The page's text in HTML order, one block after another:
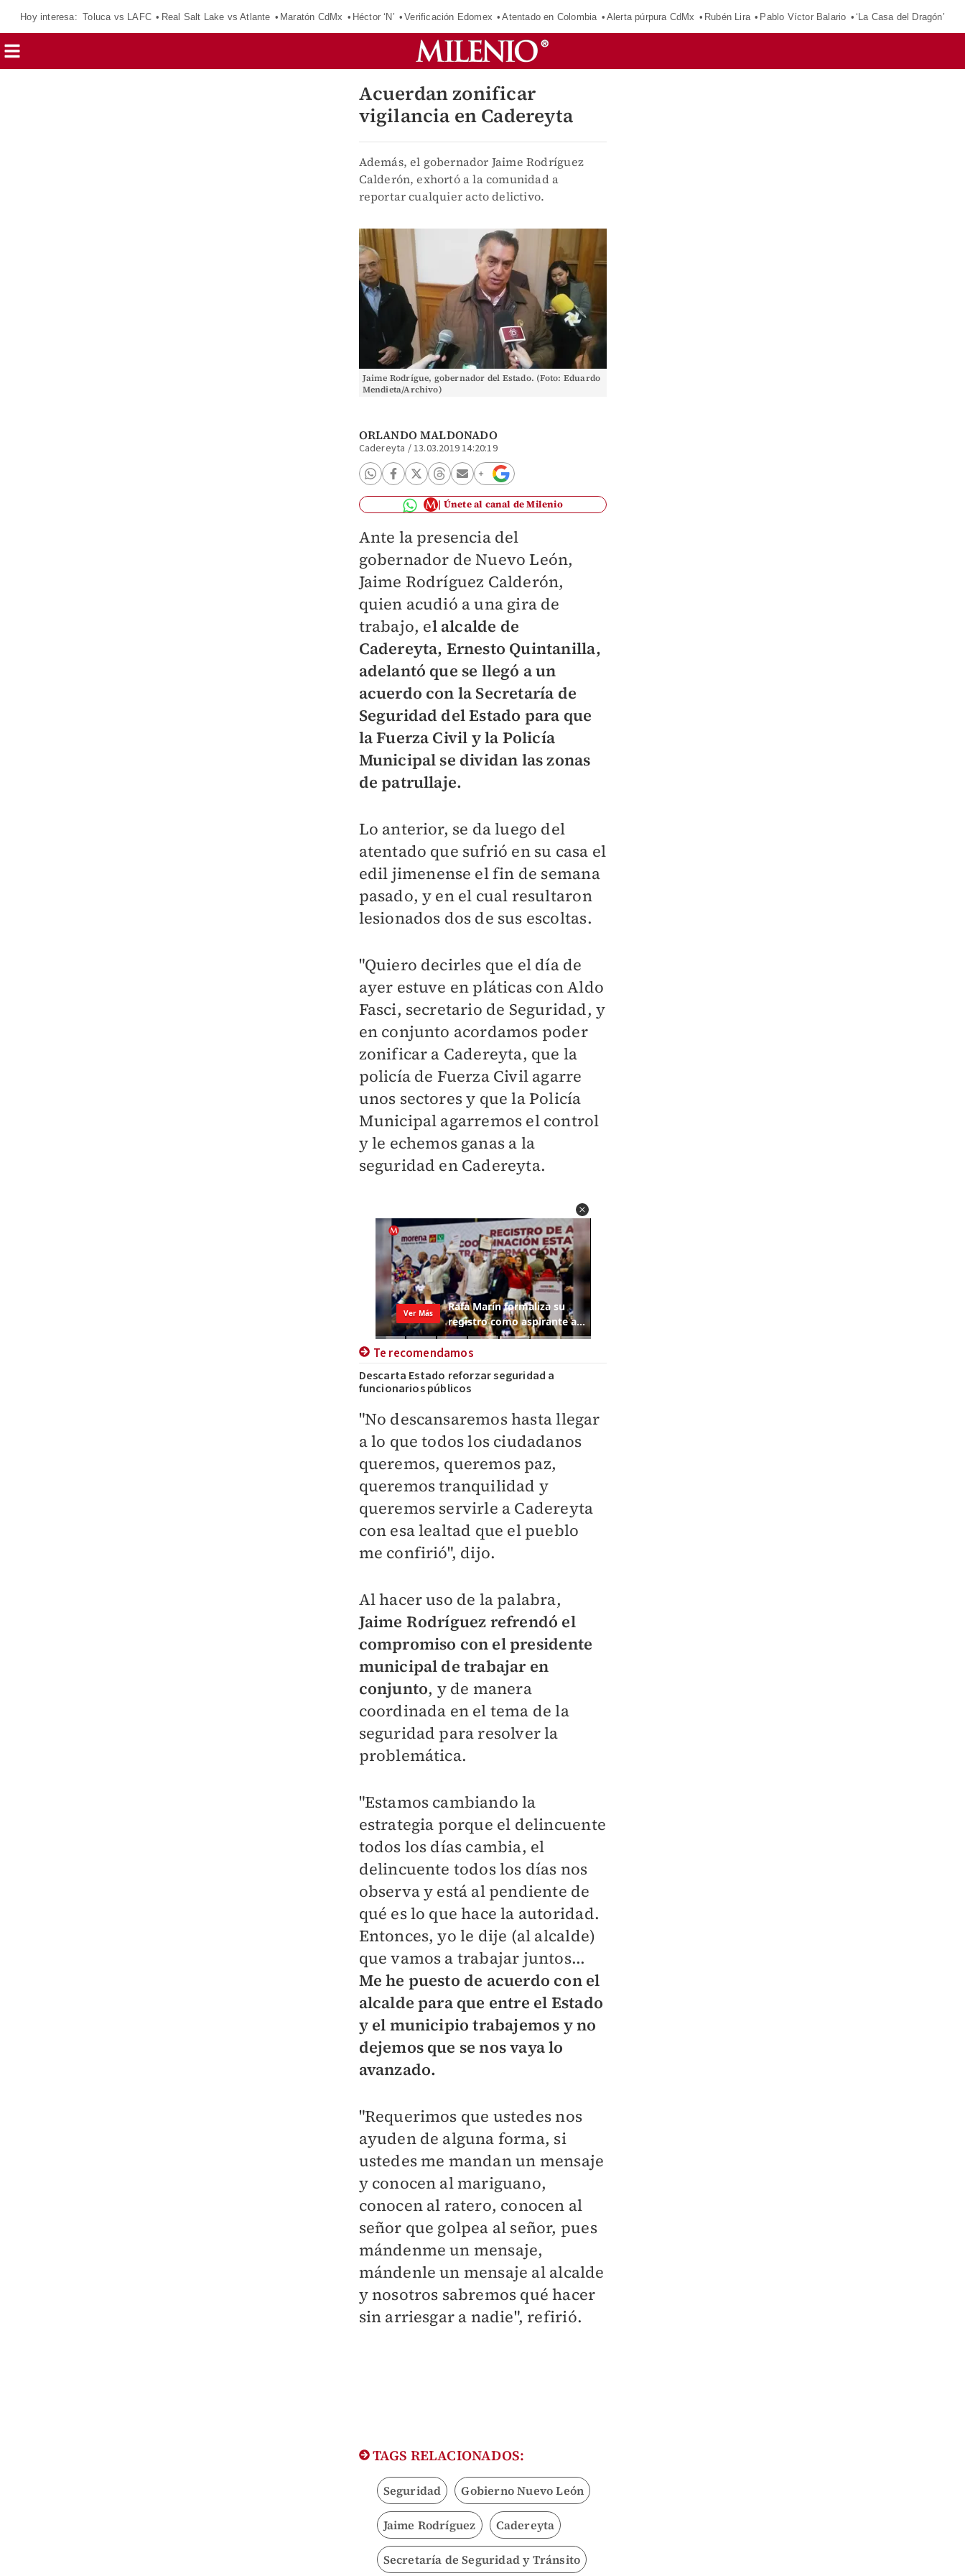
Hoy interesa: Toluca vs LAFC Real Salt Lake vs Atlante Maratón CdMx Héctor ‘N’ Verificación Edomex Atentado en Colombia Alerta púrpura CdMx Rubén Lira Pablo Víctor Balario ‘La Casa del Dragón’
Acuerdan zonificar
vigilancia en Cadereyta
Además, el gobernador Jaime Rodríguez
Calderón, exhortó a la comunidad a
reportar cualquier acto delictivo.
Jaime Rodrígue, gobernador del Estado. (Foto: Eduardo
Mendieta/Archivo)
ORLANDO MALDONADO
Cadereyta /13.03.2019 14:20:19
Únete al canal de Milenio
Ante la presencia del
gobernador de Nuevo León,
Jaime Rodríguez Calderón,
quien acudió a una gira de
trabajo, el alcalde de
Cadereyta, Ernesto Quintanilla,
adelantó que se llegó a un
acuerdo con la Secretaría de
Seguridad del Estado para que
la Fuerza Civil y la Policía
Municipal se dividan las zonas
de patrullaje.
Lo anterior, se da luego del
atentado que sufrió en su casa el
edil jimenense el fin de semana
pasado, y en el cual resultaron
lesionados dos de sus escoltas.
"Quiero decirles que el día de
ayer estuve en pláticas con Aldo
Fasci, secretario de Seguridad, y
en conjunto acordamos poder
zonificar a Cadereyta, que la
policía de Fuerza Civil agarre
unos sectores y que la Policía
Municipal agarremos el control
y le echemos ganas a la
seguridad en Cadereyta.
Te recomendamos
Descarta Estado reforzar seguridad a
funcionarios públicos
​"No descansaremos hasta llegar
a lo que todos los ciudadanos
queremos, queremos paz,
queremos tranquilidad y
queremos servirle a Cadereyta
con esa lealtad que el pueblo
me confirió", dijo.
Al hacer uso de la palabra,
Jaime Rodríguez refrendó el
compromiso con el presidente
municipal de trabajar en
conjunto, y de manera
coordinada en el tema de la
seguridad para resolver la
problemática.
"Estamos cambiando la
estrategia porque el delincuente
todos los días cambia, el
delincuente todos los días nos
observa y está al pendiente de
qué es lo que hace la autoridad.
Entonces, yo le dije (al alcalde)
que vamos a trabajar juntos...
Me he puesto de acuerdo con el
alcalde para que entre el Estado
y el municipio trabajemos y no
dejemos que se nos vaya lo
avanzado.
"Requerimos que ustedes nos
ayuden de alguna forma, si
ustedes me mandan un mensaje
y conocen al mariguano,
conocen al ratero, conocen al
señor que golpea al señor, pues
mándenme un mensaje,
mándenle un mensaje al alcalde
y nosotros sabremos qué hacer
sin arriesgar a nadie", refirió.
TAGS RELACIONADOS:
Seguridad Gobierno Nuevo León
Jaime Rodríguez Cadereyta
Secretaría de Seguridad y Tránsito